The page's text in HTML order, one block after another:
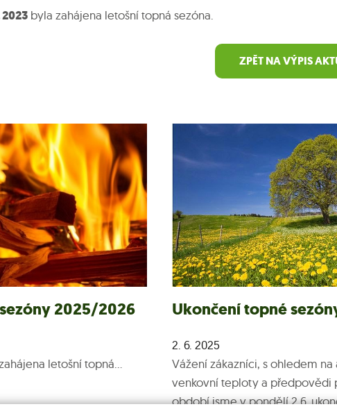
2023 byla zahájena letošní topná sezóna.
ZPĚT NA VÝPIS
2025/2026
letošní topná...
Ukončení topné
2. 6. 2025
Vážení zákazníci, s ohledem
venkovní teploty a předpovědi
období jsme v pondělí 2.6.